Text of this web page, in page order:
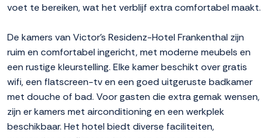
voet te bereiken, wat het verblijf extra comfortabel maakt.
De kamers van Victor's Residenz-Hotel Frankenthal zijn
ruim en comfortabel ingericht, met moderne meubels en
een rustige kleurstelling. Elke kamer beschikt over gratis
wifi, een flatscreen-tv en een goed uitgeruste badkamer
met douche of bad. Voor gasten die extra gemak wensen,
zijn er kamers met airconditioning en een werkplek
beschikbaar. Het hotel biedt diverse faciliteiten,